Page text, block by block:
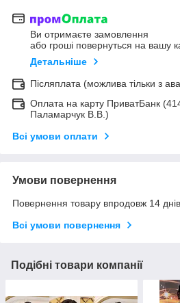
Ви отримаєте замовлення
або гроші повернуться на вашу
Детальніше
Післяплата (можлива тільки з
Оплата на карту ПриватБанк
Паламарчук В.В.)
Всі умови оплати
Умови повернення
Повернення товару впродовж 14
Всі умови повернення
Подібні товари компанії